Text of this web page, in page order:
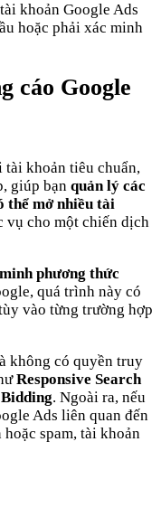
khoản Google Ads
hoặc phải xác minh
cáo Google
tài khoản tiêu chuẩn,
giúp bạn quản lý các
thể mở nhiều tài
vụ cho một chiến dịch
phương thức
quá trình này có
vào từng trường hợp
không có quyền truy
Responsive Search
. Ngoài ra, nếu
Ads liên quan đến
spam, tài khoản